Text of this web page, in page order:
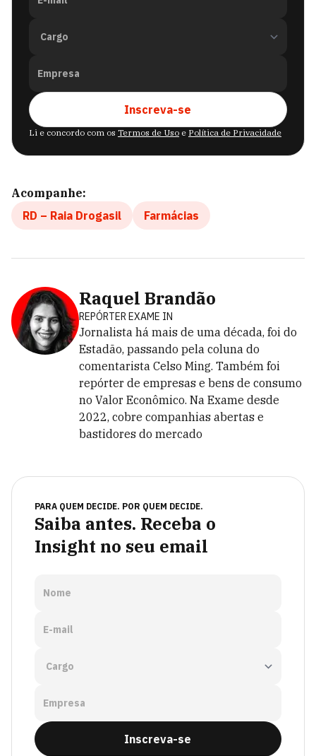
Empresa
Inscreva-se
Li e concordo com os Termos de Uso e Política de Privacidade
Acompanhe:
RD – Raia Drogasil
Farmácias
Raquel Brandão
REPÓRTER EXAME IN
Jornalista há mais de uma década, foi do
Estadão, passando pela coluna do
comentarista Celso Ming. Também foi
repórter de empresas e bens de consumo
no Valor Econômico. Na Exame desde
2022, cobre companhias abertas e
bastidores do mercado
PARA QUEM DECIDE. POR QUEM DECIDE.
Saiba antes. Receba o
Insight no seu email
Nome
E-mail
Empresa
Inscreva-se